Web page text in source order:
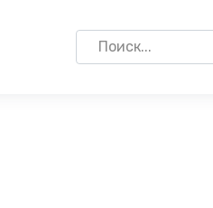
Search
for: